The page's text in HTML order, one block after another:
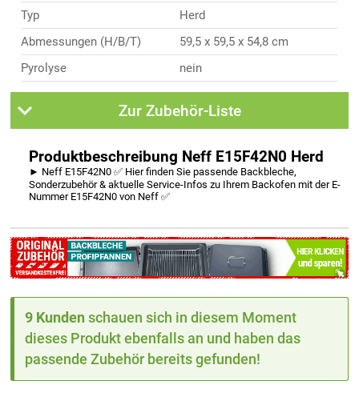
Typ
Herd
Abmessungen (H/B/T)
59,5 x 59,5 x 54,8 cm
Pyrolyse
nein
Zur Zubehör-Liste
Produktbeschreibung Neff E15F42N0 Herd
► Neff E15F42N0 ✅ Hier finden Sie passende Backbleche,
Sonderzubehör & aktuelle Service-Infos zu Ihrem Backofen mit der E-
Nummer E15F42N0 von Neff ✅
9 Kunden schauen sich in diesem Moment
dieses Produkt ebenfalls an und haben das
passende Zubehör bereits gefunden!